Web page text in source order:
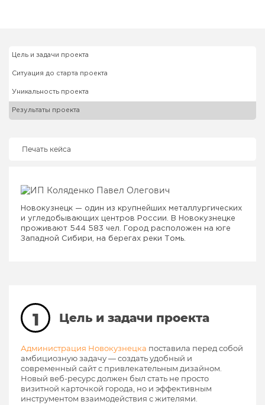
Новокузнецк — один из крупнейших металлургических
и угледобывающих центров России. В Новокузнецке
проживают 544 583 чел. Город расположен на юге
Западной Сибири, на берегах реки Томь.
1 Цель и задачи проекта
Администрация Новокузнецка поставила перед собой
амбициозную задачу — создать удобный и
современный сайт с привлекательным дизайном.
Новый веб-ресурс должен был стать не просто
визитной карточкой города, но и эффективным
инструментом взаимодействия с жителями.
Цель и задачи проекта
Ситуация до старта проекта
Уникальность проекта
Результаты проекта
Печать кейса